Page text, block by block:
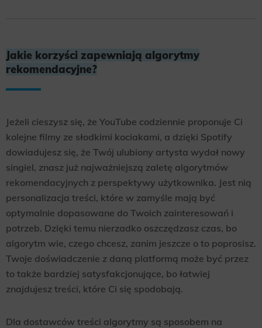
Jakie korzyści zapewniają algorytmy
rekomendacyjne?
Jeżeli cieszysz się, że YouTube codziennie proponuje Ci
kolejne filmy ze słodkimi kociakami, a dzięki Spotify
dowiadujesz się, że Twój ulubiony artysta wydał nowy
singiel, znasz już najważniejszą zaletę algorytmów
rekomendacyjnych z perspektywy użytkownika. Jest nią
personalizacja treści, które w zamyśle mają być
optymalnie dopasowane do Twoich zainteresowań i
potrzeb. Dzięki temu nierzadko oszczędzasz czas, bo
algorytm wie, czego chcesz, zanim jeszcze o to poprosisz.
Twoje doświadczenie z daną platformą może być przez
to także bardziej satysfakcjonujące, bo łatwiej
znajdujesz treści, które Ci się spodobają.
Dla dostawców treści algorytmy są sposobem na